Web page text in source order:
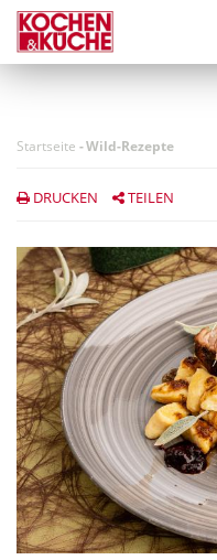
Direkt
zum
Inhalt
Startseite -Wild-Rezepte
DRUCKEN TEILEN